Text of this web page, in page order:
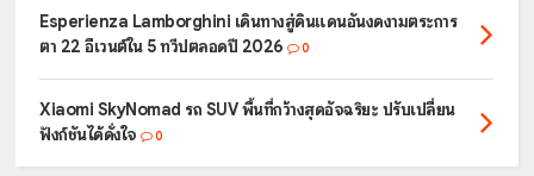
Esperienza Lamborghini เดินทางสู่ดินแดนอันงดงามตระการ
ตา 22 อีเวนต์ใน 5 ทวีปตลอดปี 2026
0
Xiaomi SkyNomad รถ SUV พื้นที่กว้างสุดอัจฉริยะ ปรับเปลี่ยน
ฟังก์ชันได้ดั่งใจ
0